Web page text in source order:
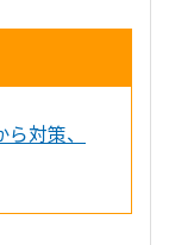
対策、